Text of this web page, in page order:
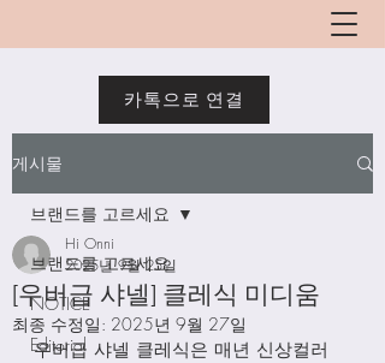
카톡으로 연결
게시물
브랜드를 고르세요
NOTICE
Editorial
브랜드를 고르세요
[우버급 샤넬] 클레식 미디움
Hi Onni
2025년 9월 25일
최종 수정일: 2025년 9월 27일
우버급 샤넬 클레식은 매년 신상컬러